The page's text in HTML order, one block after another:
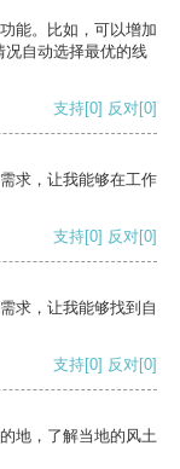
能。比如，可以增加
况自动选择最优的线
支持[0] 反对[0]
求，让我能够在工作
支持[0] 反对[0]
求，让我能够找到自
支持[0] 反对[0]
地，了解当地的风土